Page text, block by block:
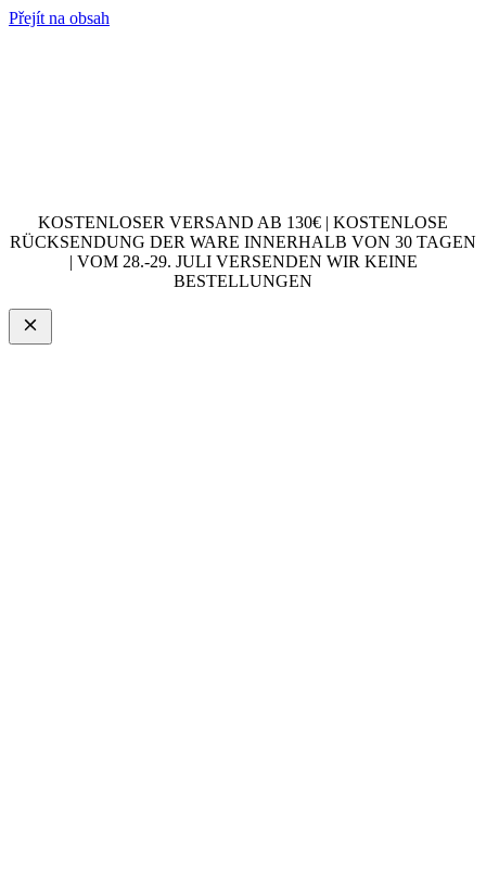
Přejít na obsah
KOSTENLOSER VERSAND AB 130€ | KOSTENLOSE
RÜCKSENDUNG DER WARE INNERHALB VON 30 TAGEN
| VOM 28.-29. JULI VERSENDEN WIR KEINE
BESTELLUNGEN